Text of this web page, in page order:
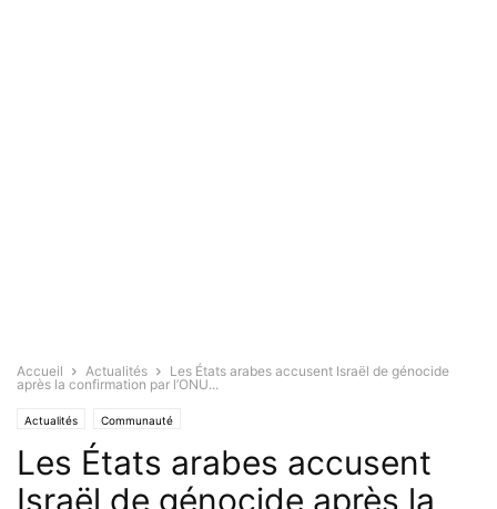
Accueil Actualités
Les États arabes accusent Israël de génocide
après la confirmation par l’ONU...
Actualités Communauté
Les États arabes accusent
Israël de génocide après la